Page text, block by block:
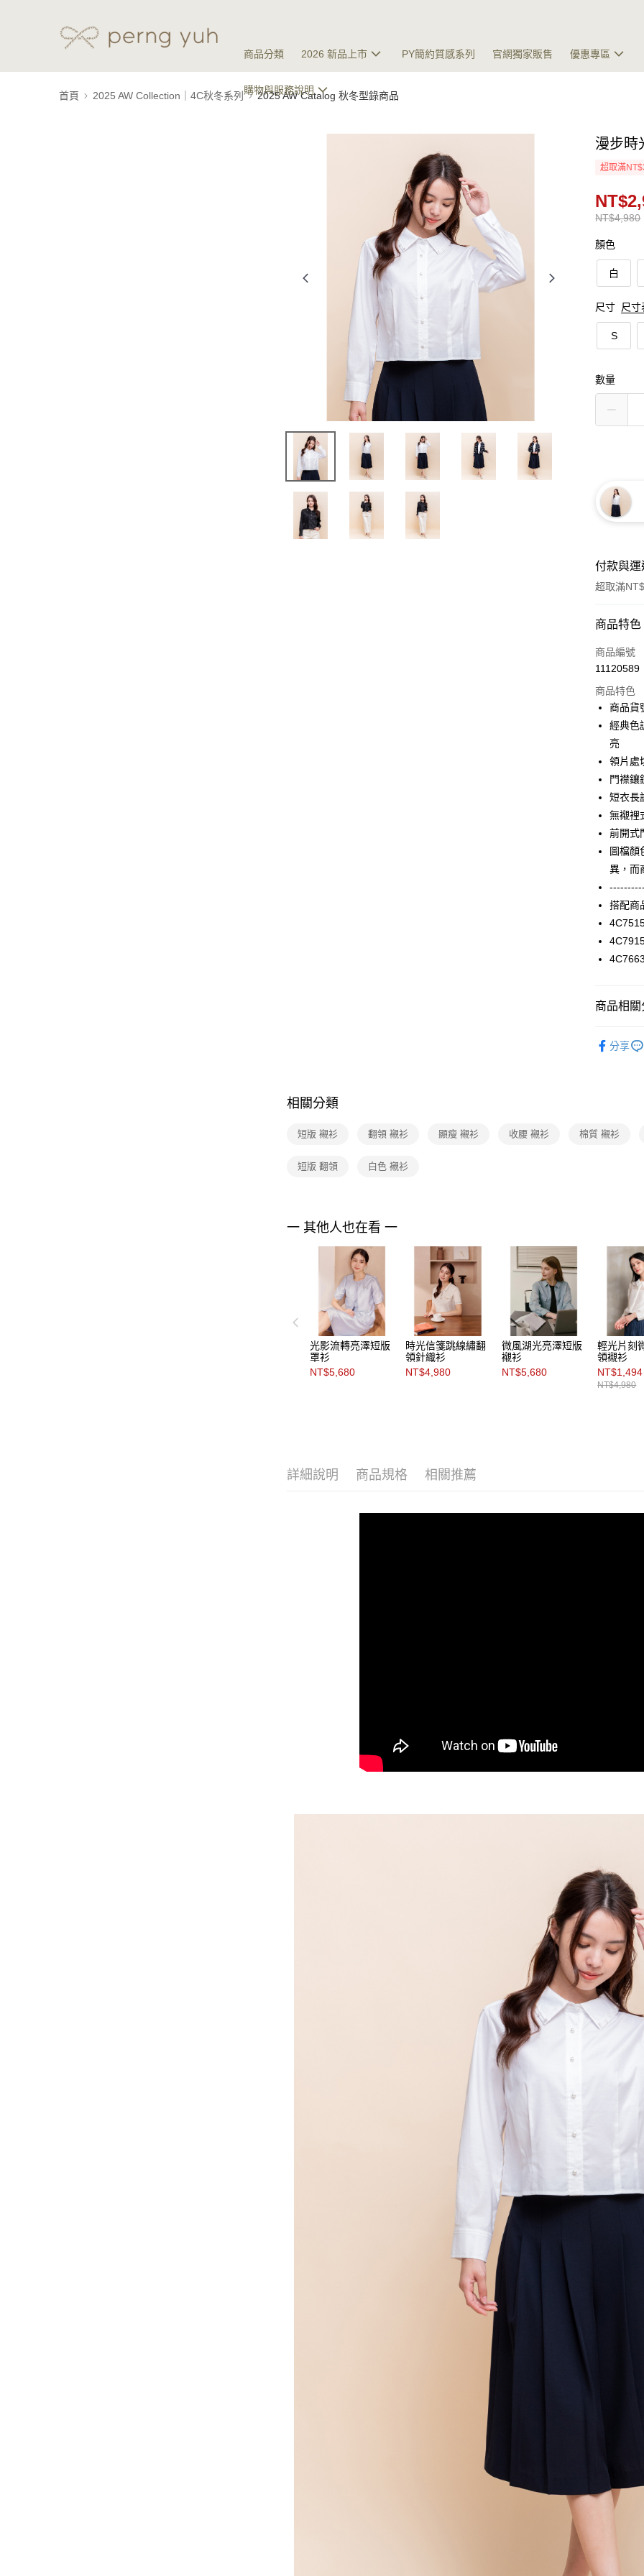
商品分類 2026 新品上市 PY簡約質感系列 官網獨家販售 優惠專區
購物與服務說明
首頁 2025 AW Collection｜4C秋冬系列 2025 AW Catalog 秋冬型錄商品
漫步時
超取滿
NT$4,980
顏色
白
尺寸 尺寸
S
數量
付款與
超取滿
付款方式
信用卡一
3 期
合作金
華南商
國泰世
臺灣中
匯豐（
聯邦商
元大商
台新國
台灣樂
LINE Pay
街口支付
相關說明
【關於「
AFTEE先
便利好安
１．簡單
２．便利
３．安心
【「
１．於結
付」結帳
※ 請注意
※ 交易是
求債權轉
５．嚴禁
形，恩沛
動。
ATM付款
付款後全
每筆
黑貓宅配
商品特色
商品編號
11120589
商品特色
商品貨
經典色
亮
領片處
門襟鑲
短衣長
無襯裡
前開式
圖檔顏
異，而
搭配商
商品相關
商品分享
相關分類
短版 襯衫 翻領 襯衫 顯瘦 襯衫 收腰 襯衫 棉質 襯衫
短版 翻領 白色 襯衫
一 其他人也在看 一
光影流轉亮澤短版
罩衫
NT$5,680
時光信箋跳線繡翻
領針織衫
NT$4,980
微風湖光亮澤短版
襯衫
NT$5,680
輕光片刻
領襯衫
NT$1,494
NT$4,980
詳細說明 商品規格 相關推薦